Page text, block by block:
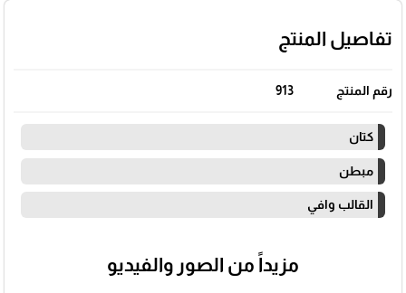
تفاصيل المنتج
رقم المنتج 913
كتان
مبطن
القالب وافي
مزيداً من الصور والفيديو